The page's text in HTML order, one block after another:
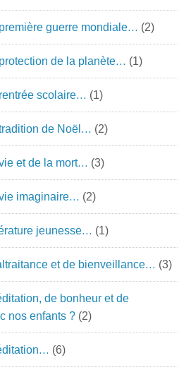
guerre mondiale… (2)
de la planète… (1)
scolaire… (1)
de Noël… (2)
et de la mort… (3)
imaginaire… (2)
jeunesse… (1)
et de bienveillance… (3)
de bonheur et de
nos enfants ? (2)
(6)